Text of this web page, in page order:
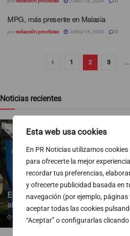
Esta web usa cookies
En PR Noticias utilizamos
para ofrecerte la mejor
recordar tus preferencias,
y ofrecerte publicidad basada en
navegación (por ejemplo,
aceptar todas las cookies
“Aceptar” o configurarlas
MPG, más presente en Malasia
porredacción prnoticias JUNIO 16, 2009 0
1 2 3 …
Noticias recientes
Endesa pone a disposición más de
abiertos al público
07/08/2026